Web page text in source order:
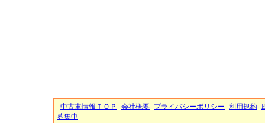
中古車情報ＴＯＰ 会社概要 プライバシーポリシー 利用規約
募集中